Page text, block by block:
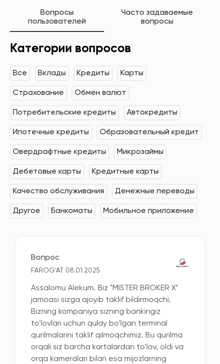
Вопросы
пользователей
Часто задаваемые
вопросы
Категории вопросов
Все Вклады Кредиты Карты
Страхование Обмен валют
Потребительские кредиты Автокредиты
Ипотечные кредиты Образовательный кредит
Овердрафтные кредиты Микрозаймы
Дебетовые карты Кредитные карты
Качество обслуживания Денежные переводы
Другое Банкоматы Мобильное приложение
Вопрос
FAROG‘AT 08.01.2025
Assalomu Alekum. Biz "MISTER BROKER X"
jamoasi sizga ajoyib taklif bildirmoqchi.
Bizning kompaniya sizning bankingiz
to'lovlari uchun qulay bo'lgan terminal
qurilmalarini taklif qilmoqchimiz. Bu qurilma
orqali siz barcha kartalardan to'lov, oldi va
orqa kameralari bilan esa mijozlarning